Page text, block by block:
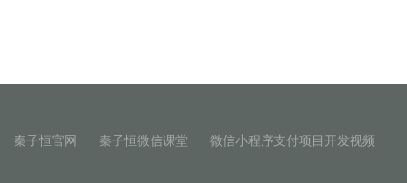
秦子恒官网 秦子恒微信课堂 微信小程序支付项目开发视频